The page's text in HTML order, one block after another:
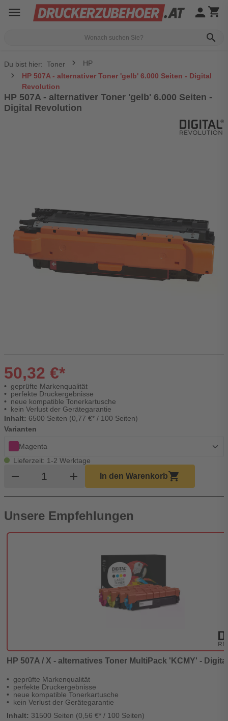
menu
search
person shopping_cart
Du bist hier: Toner
HP
HP 507A - alternativer Toner 'gelb' 6.000 Seiten - Digital
Revolution
HP 507A - alternativer Toner 'gelb' 6.000 Seiten -
Digital Revolution
50,32 €*
geprüfte Markenqualität
perfekte Druckergebnisse
neue kompatible Tonerkartusche
kein Verlust der Gerätegarantie
Inhalt: 6500 Seiten (0,77 €* / 100 Seiten)
Varianten
Magenta
Lieferzeit: 1-2 Werktage
remove Produkt Warenkorb Menge
add In den Warenkorbshopping_cart
Unsere Empfehlungen
HP 507A / X - alternatives Toner MultiPack 'KCMY' -
geprüfte Markenqualität
perfekte Druckergebnisse
neue kompatible Tonerkartusche
kein Verlust der Gerätegarantie
Inhalt: 31500 Seiten (0,56 €* / 100 Seiten)